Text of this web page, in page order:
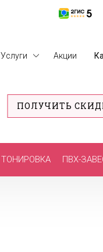
Услуги Акции
ПОЛУЧИТЬ
ТОНИРОВКА ПВХ-